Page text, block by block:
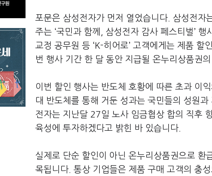
포문은 삼성전자가 먼저 열었습니다 삼성전자
주는 ‘국민과 함께, 삼성전자 감사 페스티벌’ 행
교정 공무원 등 ‘K-히어로’ 고객에게는 제품 할인
번 행사 기간 한 달 동안 지급될 온누리상품권
이번 할인 행사는 반도체 호황에 따른 초과 이
대 반도체를 통해 거둔 성과는 국민들의 성원
전자는 지난달 27일 노사 임금협상 합의 직후
육성에 투자하겠다고 밝힌 바 있습니다
실제로 단순 할인이 아닌 온누리상품권으로 환
목됩니다 통상 기업들은 제품 구매 고객의 충